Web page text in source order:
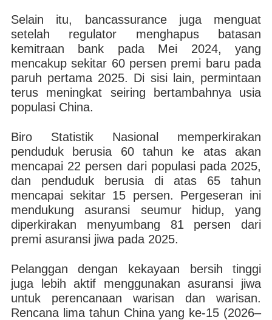
Selain itu, bancassurance juga menguat
setelah regulator menghapus batasan
kemitraan bank pada Mei 2024, yang
mencakup sekitar 60 persen premi baru pada
paruh pertama 2025. Di sisi lain, permintaan
terus meningkat seiring bertambahnya usia
populasi China.
Biro Statistik Nasional memperkirakan
penduduk berusia 60 tahun ke atas akan
mencapai 22 persen dari populasi pada 2025,
dan penduduk berusia di atas 65 tahun
mencapai sekitar 15 persen. Pergeseran ini
mendukung asuransi seumur hidup, yang
diperkirakan menyumbang 81 persen dari
premi asuransi jiwa pada 2025.
Pelanggan dengan kekayaan bersih tinggi
juga lebih aktif menggunakan asuransi jiwa
untuk perencanaan warisan dan warisan.
Rencana lima tahun China yang ke-15 (2026–